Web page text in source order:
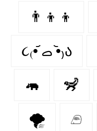
👨‍👦‍👦
૮₍•᷄ ࡇ •᷅₎ა
🦛 🦨
🌪️ 𓂉